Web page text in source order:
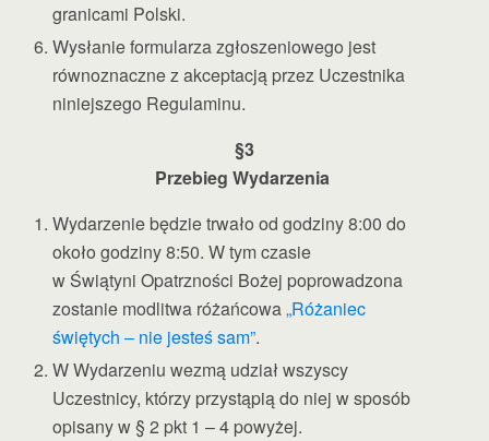
granicami Polski.
Wysłanie formularza zgłoszeniowego jest
równoznaczne z akceptacją przez Uczestnika
niniejszego Regulaminu.
§3
Przebieg Wydarzenia
Wydarzenie będzie trwało od godziny 8:00 do
około godziny 8:50. W tym czasie
w Świątyni Opatrzności Bożej poprowadzona
zostanie modlitwa różańcowa„Różaniec
świętych – nie jesteś sam”.
W Wydarzeniu wezmą udział wszyscy
Uczestnicy, którzy przystąpią do niej w sposób
opisany w § 2 pkt 1 – 4 powyżej.